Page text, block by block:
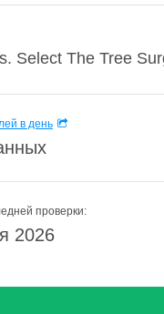
Select The Tree
в день
проверки:
2026